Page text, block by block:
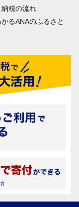
税の流れ
るANAのふるさと